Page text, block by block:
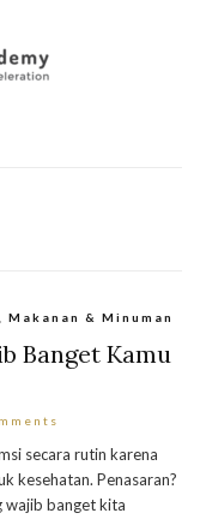
Makanan & Minuman
Banget Kamu
secara rutin karena
kesehatan. Penasaran?
wajib banget kita